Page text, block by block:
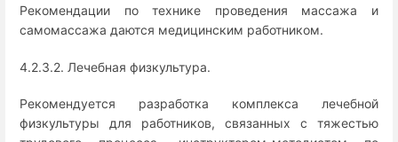
Рекомендации по технике проведения массажа и
самомассажа даются медицинским работником.
4.2.3.2. Лечебная физкультура.
Рекомендуется разработка комплекса лечебной
физкультуры для работников, связанных с тяжестью